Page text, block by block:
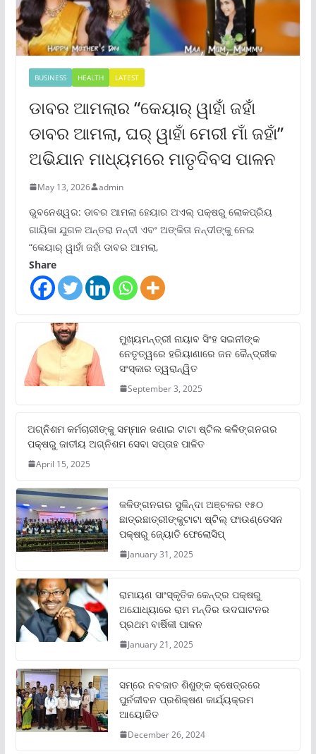
BUSINESS HEALTH LATEST
ଡାବର ଆମଲାର “କେୟାର୍ ୱାହାଁ ଜହାଁ
ଡାବର ଆମଲା, ଘର୍ ୱାହାଁ ମେରୀ ମାଁ ଜହାଁ”
ଅଭିଯାନ ମାଧ୍ୟମରେ ମାତୃଦିବସ ପାଳନ
May 13, 2026 admin
ଭୁବନେଶ୍ୱର: ଡାବର ଆମଲା ହେୟାର ଅଏଲ୍ ପକ୍ଷରୁ ଲୋକପ୍ରିୟ
ଗାୟିକା ଯୁଗଳ ଅନ୍ତରା ନନ୍ଦୀ ଏବଂ ଅଙ୍କିତା ନନ୍ଦୀଙ୍କୁ ନେଇ
“କେୟାର୍ ୱାହାଁ ଜହାଁ ଡାବର ଆମଲା,
Share
ମୁଖ୍ୟମନ୍ତ୍ରୀ ନାୟାବ ସିଂହ ସଇନୀଙ୍କ
ନେତୃତ୍ୱରେ ହରିୟାଣାରେ ଜନ କୈନ୍ଦ୍ରୀକ
ସଂସ୍କାର ତ୍ୱରାନ୍ୱିତ
September 3, 2025
ଅଗ୍ନିଶମ କର୍ମଚାରୀଙ୍କୁ ସମ୍ମାନ ଜଣାଇ ଟାଟା ଷ୍ଟିଲ କଳିଙ୍ଗନଗର
ପକ୍ଷରୁ ଜାତୀୟ ଅଗ୍ନିଶମ ସେବା ସପ୍ତାହ ପାଳିତ
April 15, 2025
କଳିଙ୍ଗନଗର ସୁକିନ୍ଦା ଅଞ୍ଚଳର ୧୫୦
ଛାତ୍ରଛାତ୍ରୀଙ୍କୁଟାଟା ଷ୍ଟିଲ୍ ଫାଉଣ୍ଡେସନ
ପକ୍ଷରୁ ଜ୍ୟୋତି ଫେଲୋସିପ୍‌
January 31, 2025
ରାମାୟଣ ସାଂସ୍କୃତିକ କେନ୍ଦ୍ର ପକ୍ଷରୁ
ଅଯୋଧ୍ୟାରେ ରାମ ମନ୍ଦିର ଉଦଘାଟନର
ପ୍ରଥମ ବାର୍ଷିକୀ ପାଳନ
January 21, 2025
ସମ୍‌ରେ ନବଜାତ ଶିଶୁଙ୍କ କ୍ଷେତ୍ରରେ
ପୁର୍ନଜୀବନ ପ୍ରଶିକ୍ଷଣ କାର୍ଯ୍ୟକ୍ରମ
ଆୟୋଜିତ
December 26, 2024